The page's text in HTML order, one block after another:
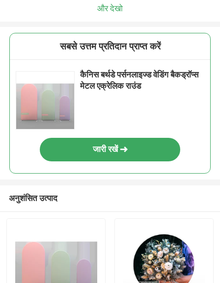
और देखो
सबसे उत्तम प्रतिदान प्राप्त करें
कैनिस बर्थडे पर्सनलाइज्ड वेडिंग बैकड्रॉप्स
मेटल एक्रेलिक राउंड
जारी रखें
अनुशंसित उत्पाद